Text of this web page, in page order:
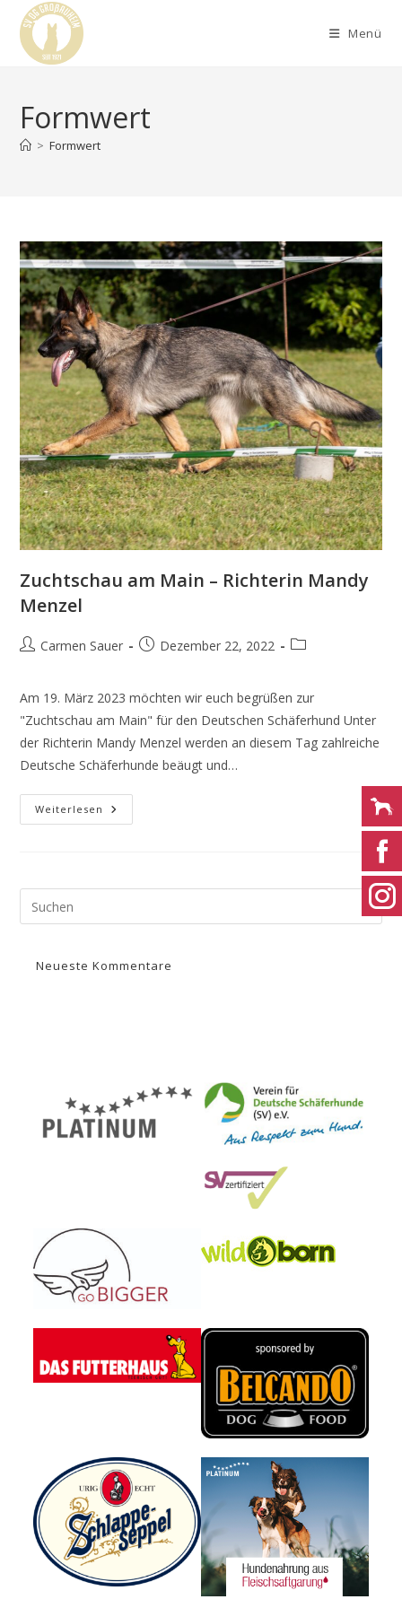
Menü
Formwert
> Formwert
Zuchtschau am Main – Richterin Mandy
Menzel
Carmen Sauer Dezember 22, 2022
Am 19. März 2023 möchten wir euch begrüßen zur
"Zuchtschau am Main" für den Deutschen Schäferhund Unter
der Richterin Mandy Menzel werden an diesem Tag zahlreiche
Deutsche Schäferhunde beäugt und…
Weiterlesen
Neueste Kommentare